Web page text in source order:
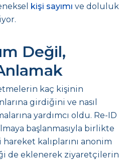
kişi sayımı ve doluluk
Değil,
kaç kişinin
girdiğini ve nasıl
yardımcı oldu. Re-ID
başlanmasıyla birlikte
kalıplarını anonim
de eklenerek ziyaretçilerin